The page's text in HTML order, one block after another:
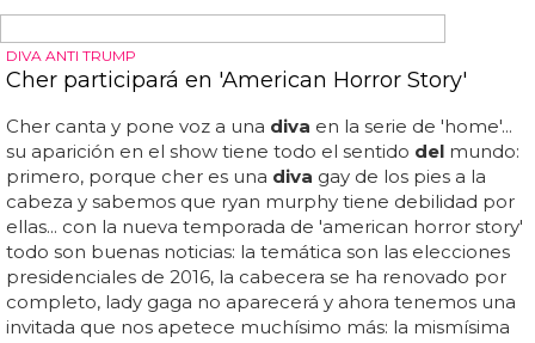
BRILLANTE
Pamela Anderson, más diva que nunca en una